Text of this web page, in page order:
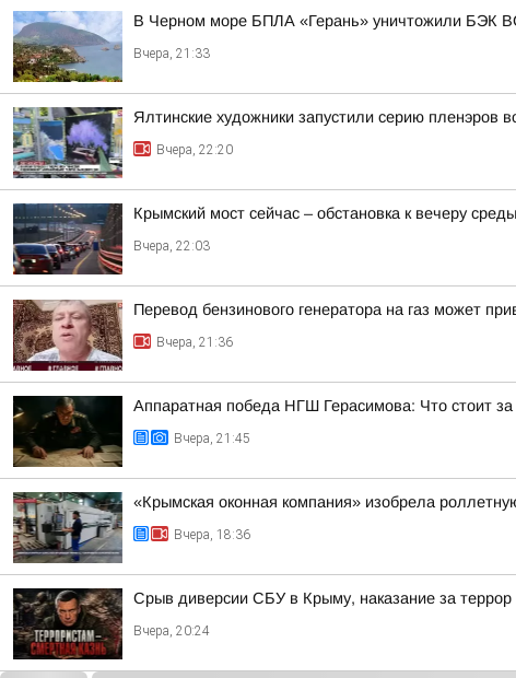
В Черном море БПЛА «Герань» уничтожили БЭК
Вчера, 21:33
Ялтинские художники запустили серию пленэров
Вчера, 22:20
Крымский мост сейчас – обстановка к вечеру среды
Вчера, 22:03
Перевод бензинового генератора на газ может
Вчера, 21:36
Аппаратная победа НГШ Герасимова: Что стоит
Вчера, 21:45
«Крымская оконная компания» изобрела
Вчера, 18:36
Срыв диверсии СБУ в Крыму, наказание за террор
Вчера, 20:24